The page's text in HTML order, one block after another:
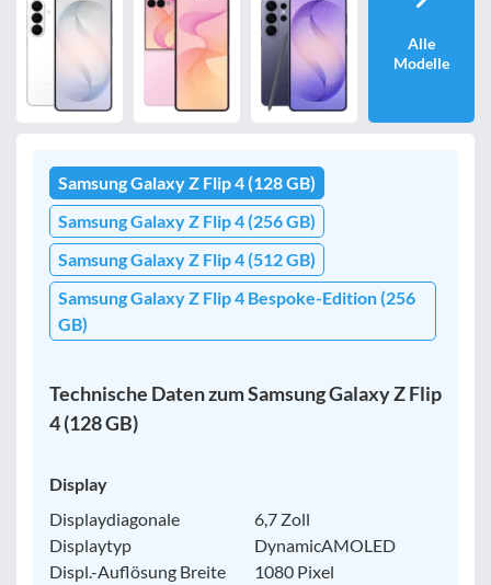
Bewertung
Filter zurücksetzen
Alle
Modelle
Samsung Galaxy Z Flip 4 (128 GB)
Samsung Galaxy Z Flip 4 (256 GB)
Samsung Galaxy Z Flip 4 (512 GB)
Samsung Galaxy Z Flip 4 Bespoke-Edition (256
GB)
Technische Daten zum Samsung Galaxy Z Flip
4 (128 GB)
Display
Displaydiagonale
6,7 Zoll
Displaytyp
DynamicAMOLED
Displ.-Auflösung Breite
1080 Pixel